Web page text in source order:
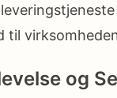
til
og